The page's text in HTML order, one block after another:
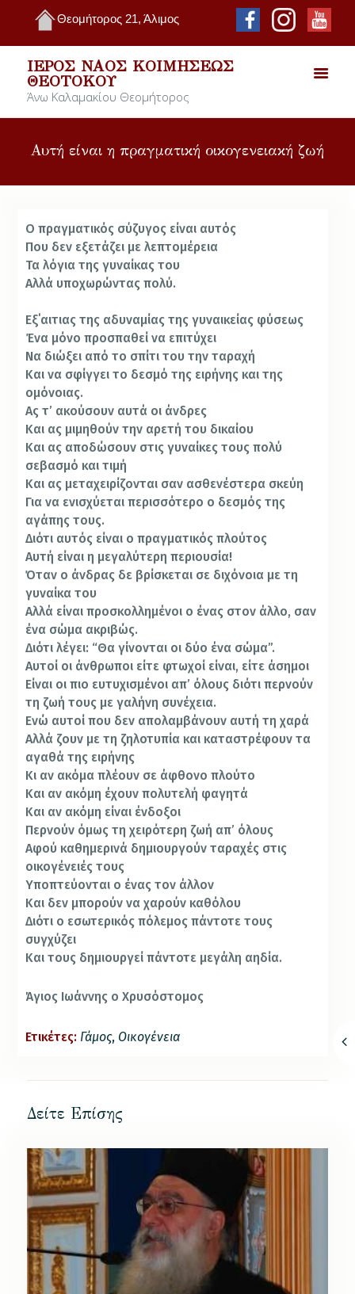
Θεομήτορος 21, Άλιμος
ΙΕΡΌΣ ΝΑΌΣ ΚΟΙΜΉΣΕΩΣ
ΘΕΟΤΌΚΟΥ
Άνω Καλαμακίου Θεομήτορος
Αυτή είναι η πραγματική οικογενειακή ζωή
Ο πραγματικός σύζυγος είναι αυτός
Που δεν εξετάζει με λεπτομέρεια
Τα λόγια της γυναίκας του
Αλλά υποχωρώντας πολύ.
Εξ΄αιτιας της αδυναμίας της γυναικείας φύσεως
Ένα μόνο προσπαθεί να επιτύχει
Να διώξει από το σπίτι του την ταραχή
Και να σφίγγει το δεσμό της ειρήνης και της
ομόνοιας.
Ας τ’ ακούσουν αυτά οι άνδρες
Και ας μιμηθούν την αρετή του δικαίου
Και ας αποδώσουν στις γυναίκες τους πολύ
σεβασμό και τιμή
Και ας μεταχειρίζονται σαν ασθενέστερα σκεύη
Για να ενισχύεται περισσότερο ο δεσμός της
αγάπης τους.
Διότι αυτός είναι ο πραγματικός πλούτος
Αυτή είναι η μεγαλύτερη περιουσία!
Όταν ο άνδρας δε βρίσκεται σε διχόνοια με τη
γυναίκα του
Αλλά είναι προσκολλημένοι ο ένας στον άλλο, σαν
ένα σώμα ακριβώς.
Διότι λέγει: “Θα γίνονται οι δύο ένα σώμα”.
Αυτοί οι άνθρωποι είτε φτωχοί είναι, είτε άσημοι
Είναι οι πιο ευτυχισμένοι απ’ όλους διότι περνούν
τη ζωή τους με γαλήνη συνέχεια.
Ενώ αυτοί που δεν απολαμβάνουν αυτή τη χαρά
Αλλά ζουν με τη ζηλοτυπία και καταστρέφουν τα
αγαθά της ειρήνης
Κι αν ακόμα πλέουν σε άφθονο πλούτο
Και αν ακόμη έχουν πολυτελή φαγητά
Και αν ακόμη είναι ένδοξοι
Περνούν όμως τη χειρότερη ζωή απ’ όλους
Αφού καθημερινά δημιουργούν ταραχές στις
οικογένειές τους
Υποπτεύονται ο ένας τον άλλον
Και δεν μπορούν να χαρούν καθόλου
Διότι ο εσωτερικός πόλεμος πάντοτε τους
συγχύζει
Και τους δημιουργεί πάντοτε μεγάλη αηδία.
Άγιος Ιωάννης ο Χρυσόστομος
Ετικέτες: Γάμος, Οικογένεια
Δείτε Επίσης